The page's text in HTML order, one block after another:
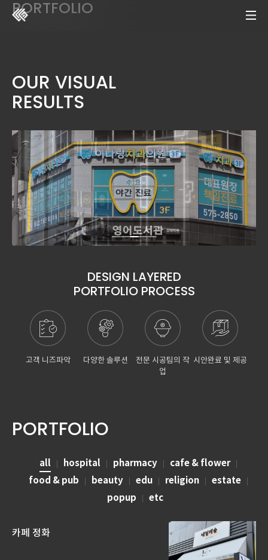
PORTFOLIO
OUR VISUAL
RESULTS
DESIGN LAYERED
PORTFOLIO PROCESS
고객 니즈파악 다양한 솔루션
전문 시공팀의 작
업
시안완료 및 제공
PORTFOLIO
all hospital pharmacy
cafe & flower
food & pub
beauty edu religion
estate
popup
etc
카페 정화